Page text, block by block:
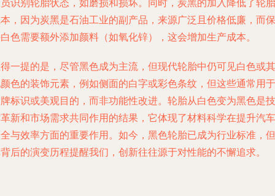
识别轮胎状态，如磨损和损坏。同时，炭黑的加入降低了轮胎
，因为炭黑是石油工业的副产品，来源广泛且价格低廉，而保
色需要额外添加颜料（如氧化锌），这会增加生产成本。
一提的是，尽管黑色成为主流，但现代轮胎中仍可见白色或其
色的装饰元素，例如侧面的白字或彩色条纹，但这些通常用于
标识或美观目的，而非功能性改进。轮胎从白色变为黑色是技
新和市场需求共同作用的结果，它体现了材料科学在提升汽车
与效率方面的重要作用。如今，黑色轮胎已成为行业标准，但
后的演变历程提醒我们，创新往往源于对性能的不懈追求。